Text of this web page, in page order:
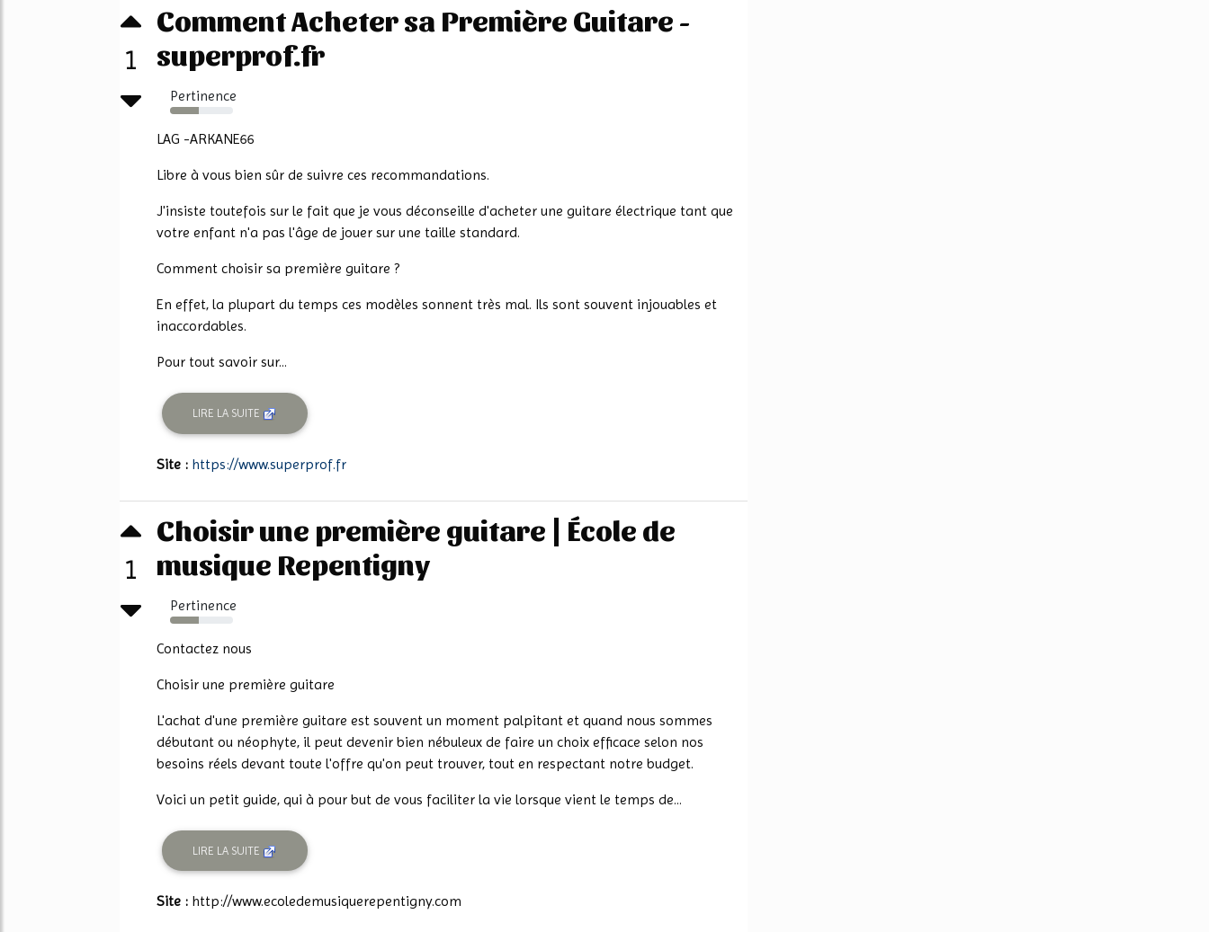
1
Comment Acheter sa Première Guitare -
superprof.fr
Pertinence
46%
LAG -ARKANE66
Libre à vous bien sûr de suivre ces recommandations.
J'insiste toutefois sur le fait que je vous déconseille d'acheter une guitare électrique tant que
votre enfant n'a pas l'âge de jouer sur une taille standard.
Comment choisir sa première guitare ?
En effet, la plupart du temps ces modèles sonnent très mal. Ils sont souvent injouables et
inaccordables.
Pour tout savoir sur...
LIRE LA SUITE
Site : https://www.superprof.fr
1
Choisir une première guitare | École de
musique Repentigny
Pertinence
45%
Contactez nous
Choisir une première guitare
L'achat d'une première guitare est souvent un moment palpitant et quand nous sommes
débutant ou néophyte, il peut devenir bien nébuleux de faire un choix efficace selon nos
besoins réels devant toute l'offre qu'on peut trouver, tout en respectant notre budget.
Voici un petit guide, qui à pour but de vous faciliter la vie lorsque vient le temps de...
LIRE LA SUITE
Site : http://www.ecoledemusiquerepentigny.com